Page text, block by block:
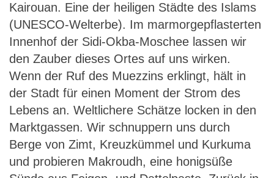
Kairouan. Eine der heiligen Städte des Islams
(UNESCO-Welterbe). Im marmorgepflasterten
Innenhof der Sidi-Okba-Moschee lassen wir
den Zauber dieses Ortes auf uns wirken.
Wenn der Ruf des Muezzins erklingt, hält in
der Stadt für einen Moment der Strom des
Lebens an. Weltlichere Schätze locken in den
Marktgassen. Wir schnuppern uns durch
Berge von Zimt, Kreuzkümmel und Kurkuma
und probieren Makroudh, eine honigsüße